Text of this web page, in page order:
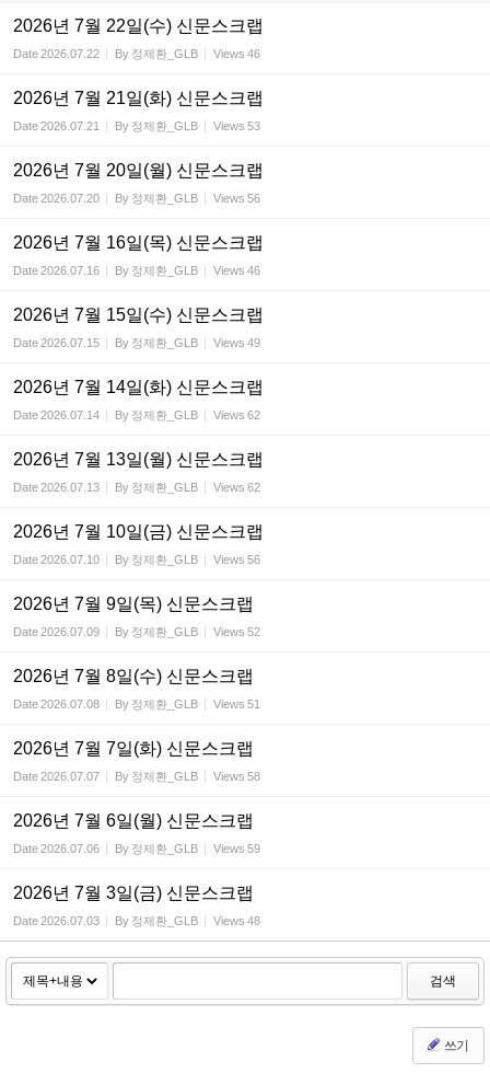
2026년 7월 22일(수) 신문스크랩
Date2026.07.22 By 정제환_GLB Views 46
2026년 7월 21일(화) 신문스크랩
Date2026.07.21 By 정제환_GLB Views 53
2026년 7월 20일(월) 신문스크랩
Date2026.07.20 By 정제환_GLB Views 56
2026년 7월 16일(목) 신문스크랩
Date2026.07.16 By 정제환_GLB Views 46
2026년 7월 15일(수) 신문스크랩
Date2026.07.15 By 정제환_GLB Views 49
2026년 7월 14일(화) 신문스크랩
Date2026.07.14 By 정제환_GLB Views 62
2026년 7월 13일(월) 신문스크랩
Date2026.07.13 By 정제환_GLB Views 62
2026년 7월 10일(금) 신문스크랩
Date2026.07.10 By 정제환_GLB Views 56
2026년 7월 9일(목) 신문스크랩
Date2026.07.09 By 정제환_GLB Views 52
2026년 7월 8일(수) 신문스크랩
Date2026.07.08 By 정제환_GLB Views 51
2026년 7월 7일(화) 신문스크랩
Date2026.07.07 By 정제환_GLB Views 58
2026년 7월 6일(월) 신문스크랩
Date2026.07.06 By 정제환_GLB Views 59
2026년 7월 3일(금) 신문스크랩
Date2026.07.03 By 정제환_GLB Views 48
검색
쓰기